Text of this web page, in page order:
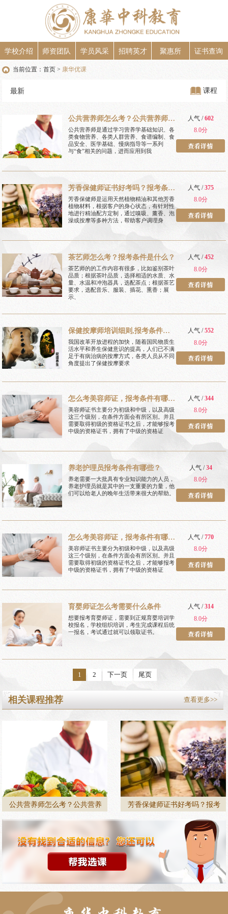
学校介绍 师资团队 学员风采 招聘英才 聚惠所 证书查询
当前位置： 首页> 康华优课
最新 课程
公共营养师怎么考？公共营养师报
考条件？
公共营养师是通过学习营养学基础知识、各
类食物营养、各类人群营养、食谱编制、食
品安全、医学基础、慢病指导等一系列
与“食”相关的问题，进而应用到我
人气 /602
8.0分
芳香保健师证书好考吗？报考条件
是什么？
芳香保健师是运用天然植物精油和其他芳香
植物材料，根据客户的身心状态，有针对性
地进行精油配方定制，通过嗅吸、薰香、泡
澡或按摩等多种方法，帮助客户调理身
人气 /375
8.0分
茶艺师怎么考？报考条件是什么？
茶艺师的的工作内容有很多，比如鉴别茶叶
品质；根据茶叶品质，选择相适的水质、水
量、水温和冲泡器具，选配茶点；根据茶艺
要求，选配音乐、服装、插花、熏香；展
示、
人气 /452
8.0分
保健按摩师培训细则,报考条件有
哪些
我国改革开放进程的加快，随着国民物质生
活水平和养生保健意识的提高，人们已不满
足于有病治病的按摩方式，各类人员从不同
角度提出了保健按摩要求
人气 /552
8.0分
怎么考美容师证，报考条件有哪
些
美容师证书主要分为初级和中级，以及高级
这三个级别，在条件方面会有所区别。并且
需要取得初级的资格证书之后，才能够报考
中级的资格证书，拥有了中级的资格证
人气 /344
8.0分
养老护理员报考条件有哪些？
养老需要一大批具有专业知识能力的人员，
养老护理员就是其中的一支重要的力量，他
们可以给老人的晚年生活带来很大的帮助。
人气 /34
8.0分
怎么考美容师证，报考条件有哪
些
美容师证书主要分为初级和中级，以及高级
这三个级别，在条件方面会有所区别。并且
需要取得初级的资格证书之后，才能够报考
中级的资格证书，拥有了中级的资格证
人气 /770
8.0分
育婴师证怎么考需要什么条件
想要报考育婴师证，需要到正规育婴培训学
校报名，学校组织培训，考生完成课程后统
一报名，考试通过就可以领取证书。
人气 /314
8.0分
1 2 下一页 尾页
相关课程推荐 查看更多>>
公共营养师怎么考？公共营养 芳香保健师证书好考吗？报考